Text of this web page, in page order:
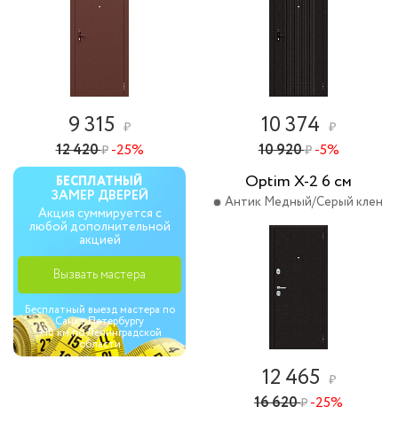
9 315 ₽
12 420₽ -25%
10 374 ₽
10 920₽ -5%
БЕСПЛАТНЫЙ
ЗАМЕР ДВЕРЕЙ
Акция суммируется с
любой дополнительной
акцией
Вызвать мастера
Бесплатный выезд мастера по
Санкт Петербургу
+10 км по Ленинградской
области
Optim X-2 6 см
Антик Медный/Серый клен
12 465 ₽
16 620₽ -25%